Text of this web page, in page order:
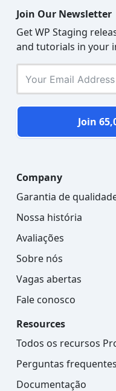
Join Our Newsletter
Get WP Staging
and tutorials in your
Join
Company
Garantia de
Nossa história
Avaliações
Sobre nós
Vagas abertas
Fale conosco
Resources
Todos os recursos
Perguntas frequentes
Documentação